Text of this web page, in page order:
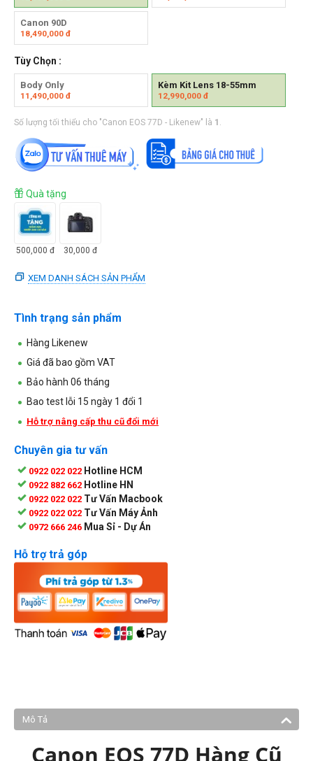
Canon 90D
18,490,000 đ
Tùy Chọn :
Body Only
11,490,000 đ
Kèm Kit Lens 18-55mm
12,990,000đ
Số lượng tối thiểu cho "Canon EOS 77D - Likenew" là 1
Quà tặng
500,000 đ 30,000 đ
XEM DANH SÁCH SẢN PHẨM
Tình trạng sản phẩm
Hàng Likenew
Giá đã bao gồm VAT
Bảo hành 06 tháng
Bao test lỗi 15 ngày 1 đổi 1
Hỗ trợ nâng cấp thu cũ đổi mới
Chuyên gia tư vấn
0922 022 022 Hotline HCM
0922 882 662 Hotline HN
0922 022 022 Tư Vấn Macbook
0922 022 022 Tư Vấn Máy Ảnh
0972 666 246 Mua Sỉ - Dự Án
Hỗ trợ trả góp
Mô Tả
Canon EOS 77D Hàng Cũ